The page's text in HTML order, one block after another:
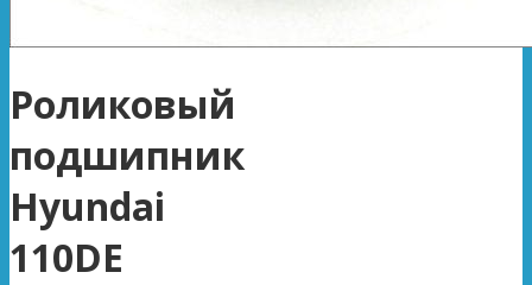
Роликовый
подшипник
Hyundai
110DE